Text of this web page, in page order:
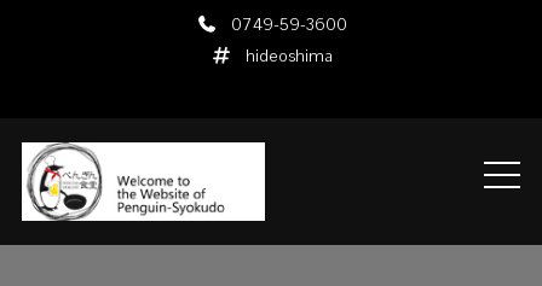
0749-59-3600
hideoshima